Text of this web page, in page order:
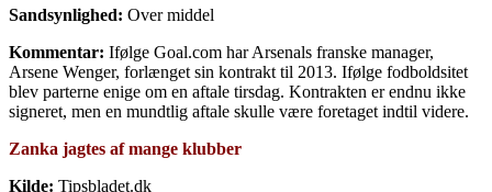
Sandsynlighed: Over middel
Kommentar: Ifølge Goal.com har Arsenals franske manager,
Arsene Wenger, forlænget sin kontrakt til 2013. Ifølge fodboldsitet
blev parterne enige om en aftale tirsdag. Kontrakten er endnu ikke
signeret, men en mundtlig aftale skulle være foretaget indtil videre.
Zanka jagtes af mange klubber
Kilde: Tipsbladet.dk